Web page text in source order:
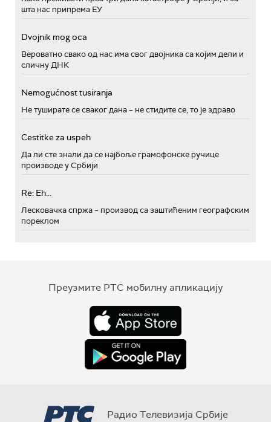
шта нас припрема ЕУ
Dvojnik mog oca
Вероватно свако од нас има свог двојника са којим дели и
сличну ДНК
Nemogućnost tusiranja
Не туширате се сваког дана – не стидите се, то је здраво
Cestitke za uspeh
Да ли сте знали да се најбоље грамофонске ручице
производе у Србији
Re: Eh...
Лесковачка спржа – производ са заштићеним географским
пореклом
Преузмите РТС мобилну апликацију
Радио Телевизија Србије